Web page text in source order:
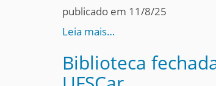
publicado em 11/8/25
Leia mais…
Biblioteca